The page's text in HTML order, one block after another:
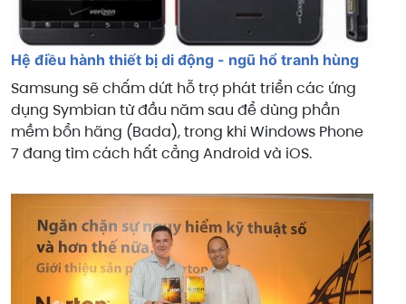
Hệ điều hành thiết bị di động - ngũ hổ tranh hùng
Samsung sẽ chấm dứt hỗ trợ phát triển các ứng
dụng Symbian từ đầu năm sau để dùng phần
mềm bổn hãng (Bada), trong khi Windows Phone
7 đang tìm cách hất cẳng Android và iOS.